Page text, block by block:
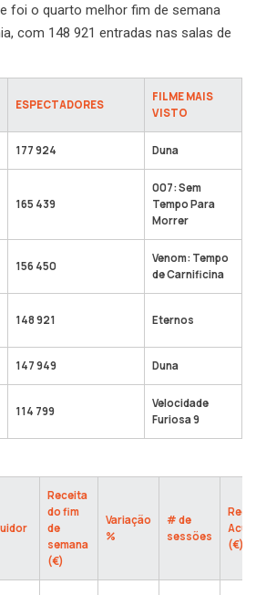
foi o quarto melhor fim de semana
com 148 921 entradas nas salas de
ESPECTADORES
FILME MAIS
VISTO
177 924 Duna
165 439
007: Sem
Tempo Para
Morrer
156 450
Venom: Tempo
de Carnificina
148 921 Eternos
147 949 Duna
114 799
Velocidade
Furiosa 9
Receita
do fim
de
semana
(€)
Variação
%
# de
sessões
(€)